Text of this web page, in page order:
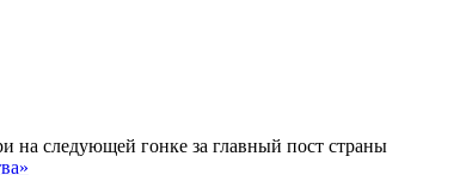
на следующей гонке за главный пост страны